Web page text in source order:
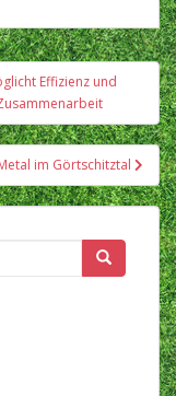
Effizienz und
im Görtschitztal